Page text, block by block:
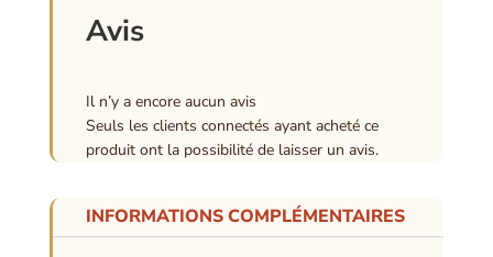
Avis
Il n’y a encore aucun avis
Seuls les clients connectés ayant acheté ce
produit ont la possibilité de laisser un avis.
INFORMATIONS COMPLÉMENTAIRES